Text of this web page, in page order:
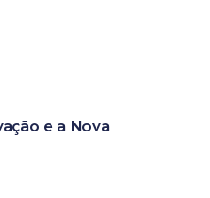
e a Nova